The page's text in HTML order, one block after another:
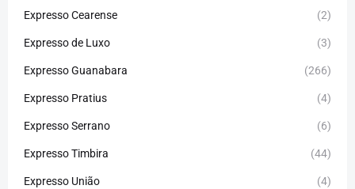
Expresso Cearense (2)
Expresso de Luxo (3)
Expresso Guanabara (266)
Expresso Pratius (4)
Expresso Serrano (6)
Expresso Timbira (44)
Expresso União (4)